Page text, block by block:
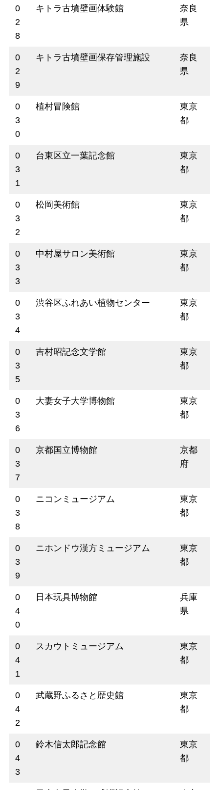
0
2
8
キトラ古墳壁画体験館
奈良
県
0
2
9
キトラ古墳壁画保存管理施設
奈良
県
0
3
0
植村冒険館
東京
都
0
3
1
台東区立一葉記念館
東京
都
0
3
2
松岡美術館
東京
都
0
3
3
中村屋サロン美術館
東京
都
0
3
4
渋谷区ふれあい植物センター
東京
都
0
3
5
吉村昭記念文学館
東京
都
0
3
6
大妻女子大学博物館
東京
都
0
3
7
京都国立博物館
京都
府
0
3
8
ニコンミュージアム
東京
都
0
3
9
ニホンドウ漢方ミュージアム
東京
都
0
4
0
日本玩具博物館
兵庫
県
0
4
1
スカウトミュージアム
東京
都
0
4
2
武蔵野ふるさと歴史館
東京
都
0
4
3
鈴木信太郎記念館
東京
都